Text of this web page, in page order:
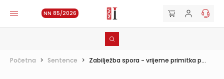
NN 85/2026
Početna > Sentence > Zabilježba spora - vrijeme primitka p...